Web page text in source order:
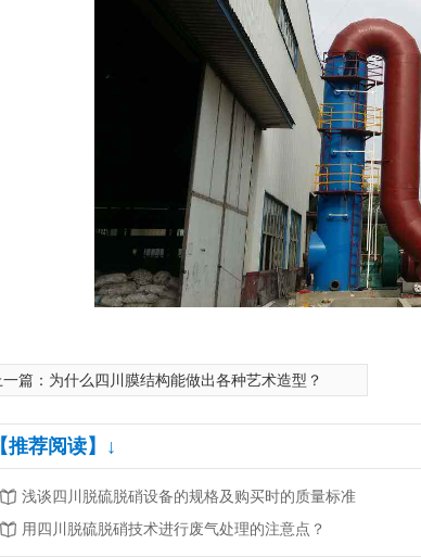
一篇： 为什么四川膜结构能做出各种艺术造型？
【推荐阅读】↓
浅谈四川脱硫脱硝设备的规格及购买时的质量标准
用四川脱硫脱硝技术进行废气处理的注意点？